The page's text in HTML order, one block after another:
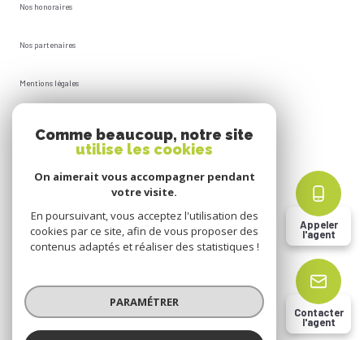
Appeler
l'agent
Contacter
l'agent
Nos honoraires
Nos partenaires
Mentions légales
Cookies
© 2026 | Tous droits réservés
Comme beaucoup, notre site
utilise les cookies
On aimerait vous accompagner pendant
votre visite.
En poursuivant, vous acceptez l'utilisation des
cookies par ce site, afin de vous proposer des
contenus adaptés et réaliser des statistiques !
PARAMÉTRER